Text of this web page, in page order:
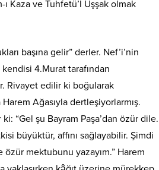
Kaza ve Tuhfetü’l Uşşak olmak
başına gelir” derler. Nef’i’nin
kendisi 4.Murat tarafından
Rivayet edilir ki boğularak
Ağasıyla dertleşiyorlarmış.
“Gel şu Bayram Paşa’dan özür dile.
büyüktür, affını sağlayabilir. Şimdi
mektubunu yazayım.” Harem